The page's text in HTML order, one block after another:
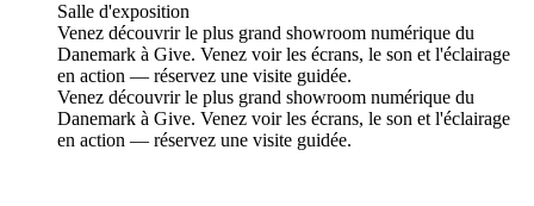
Salle d'exposition
Venez découvrir le plus grand showroom numérique du
Danemark à Give. Venez voir les écrans, le son et l'éclairage
en action — réservez une visite guidée.
Venez découvrir le plus grand showroom numérique du
Danemark à Give. Venez voir les écrans, le son et l'éclairage
en action — réservez une visite guidée.